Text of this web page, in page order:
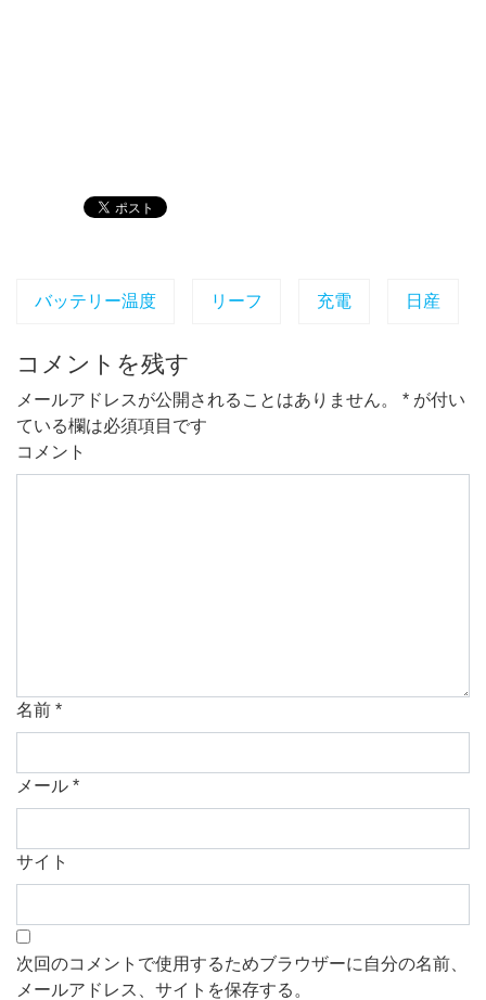
バッテリー温度 リーフ 充電 日産
コメントを残す
メールアドレスが公開されることはありません。 * が付い
ている欄は必須項目です
コメント
名前 *
メール *
サイト
次回のコメントで使用するためブラウザーに自分の名前、
メールアドレス、サイトを保存する。